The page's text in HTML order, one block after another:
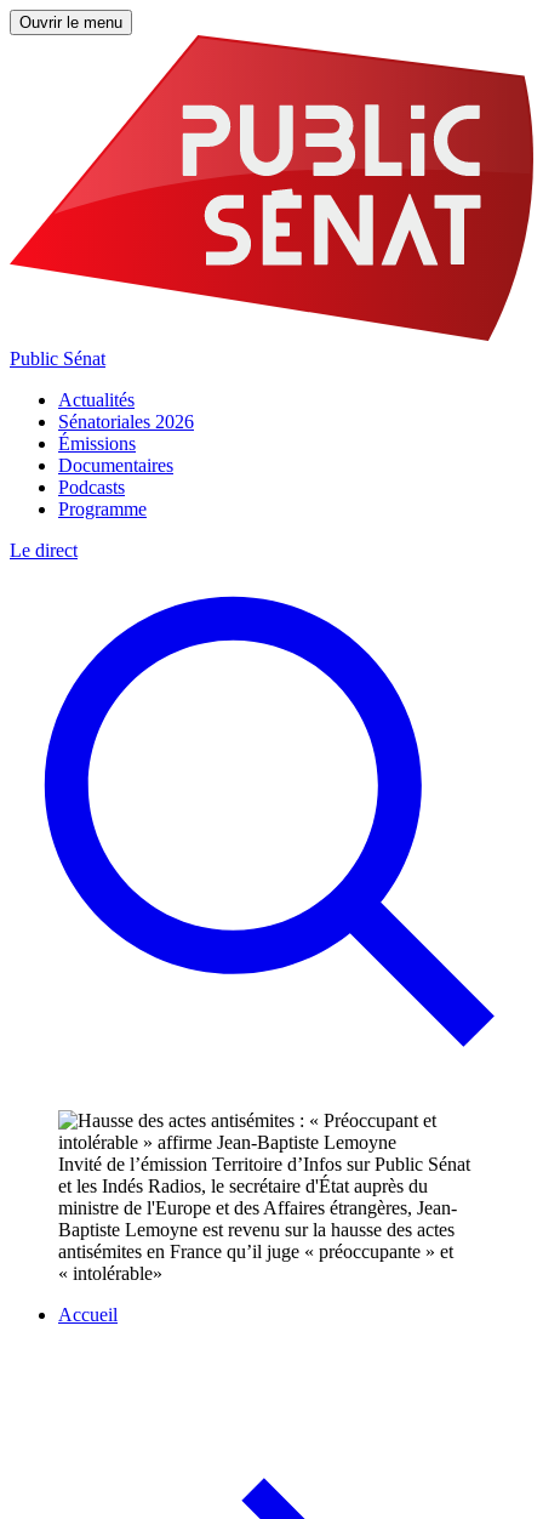
Ouvrir le menu
Public Sénat
Actualités
Sénatoriales 2026
Émissions
Documentaires
Podcasts
Programme
Le direct
Invité de l’émission Territoire d’Infos sur Public Sénat
et les Indés Radios, le secrétaire d'État auprès du
ministre de l'Europe et des Affaires étrangères, Jean-
Baptiste Lemoyne est revenu sur la hausse des actes
antisémites en France qu’il juge « préoccupante » et
« intolérable»
Accueil